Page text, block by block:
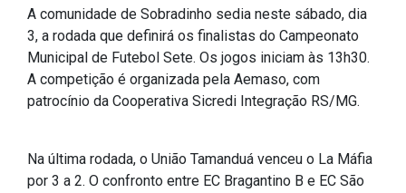
Serviços
IPTU 2026
Ouvidoria
Portal do Cidadão
A comunidade de Sobradinho sedia neste sábado, dia
3, a rodada que definirá os finalistas do Campeonato
Municipal de Futebol Sete. Os jogos iniciam às 13h30.
A competição é organizada pela Aemaso, com
patrocínio da Cooperativa Sicredi Integração RS/MG.
Na última rodada, o União Tamanduá venceu o La Máfia
por 3 a 2. O confronto entre EC Bragantino B e EC São